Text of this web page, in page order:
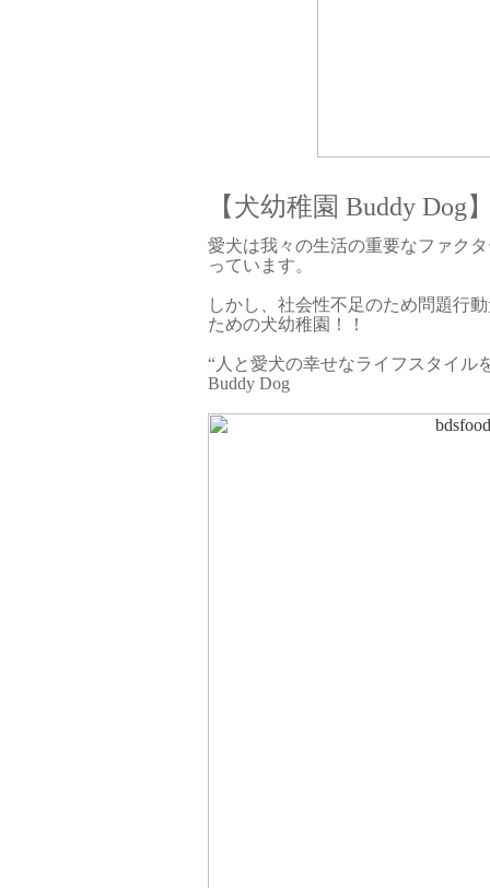
【犬幼稚園 Buddy Dog
愛犬は我々の生活の重要なファク
っています。
しかし、社会性不足のため問題行
ための犬幼稚園！！
“人と愛犬の幸せなライフスタイ
Buddy Dog